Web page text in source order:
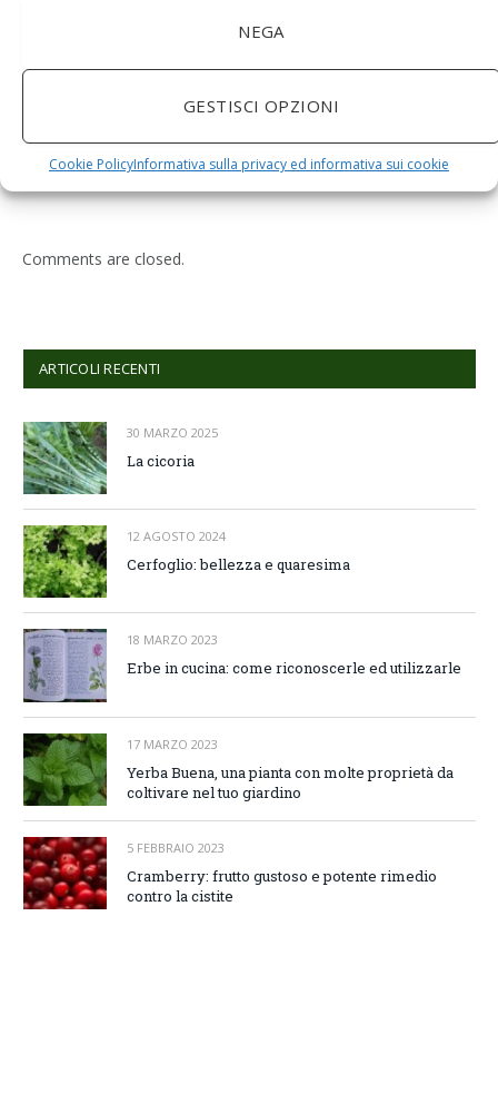
NEGA
GESTISCI OPZIONI
Cookie PolicyInformativa sulla privacy ed informativa sui cookie
Grano Spremiagrumi in Acciaio Inox A Mano Erba di
Grano Spremi Frutta Verdura Estrattore di Succo
Comments are closed.
ARTICOLI RECENTI
30 MARZO 2025
La cicoria
12 AGOSTO 2024
Cerfoglio: bellezza e quaresima
18 MARZO 2023
Erbe in cucina: come riconoscerle ed utilizzarle
17 MARZO 2023
Yerba Buena, una pianta con molte proprietà da
coltivare nel tuo giardino
5 FEBBRAIO 2023
Cramberry: frutto gustoso e potente rimedio
contro la cistite